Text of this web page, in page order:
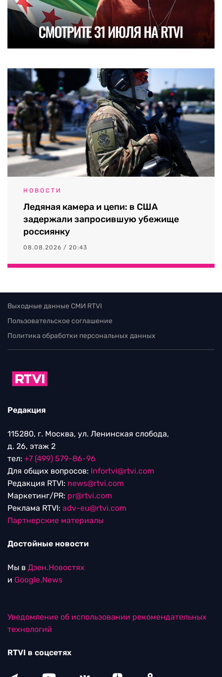
НОВОСТИ
Ледяная камера и цепи: в США
задержали запросившую убежище
россиянку
08.08.2026 / 20:43
Выходные данные СМИ RTVI
Пользовательское соглашение
Политика обработки персональных данных
Редакция
115280, г. Москва, ул. Ленинская слобода,
д. 26, этаж 2
тел: +7 (499) 579-86-96
Для общих вопросов: Infortvi@rtvi.com
Редакция RTVI: news@rtvi.com
Маркетинг/PR: pr@rtvi.com
Реклама RTVI: adv-eu@rtvi.com
Партнерские материалы
Достойные новости
Мы в Дзен.Новостях
и Google.News
Уведомление об использовании рекомендательных
технологий
RTVI в соцсетях